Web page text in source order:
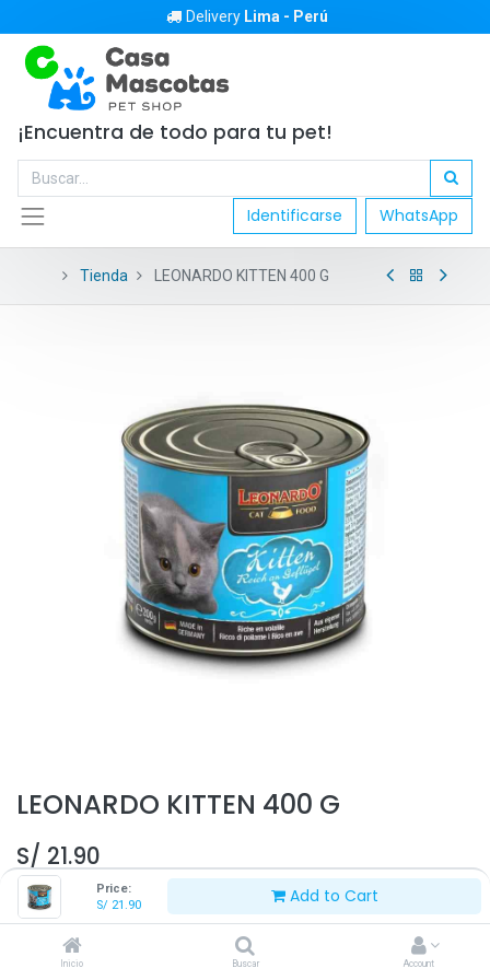
Price:
S/ 21.90 Add to Cart
Inicio Buscar Account
Delivery Lima - Perú
¡Encuentra de todo para tu pet!
Identificarse WhatsApp
Tienda LEONARDO KITTEN 400 G
LEONARDO KITTEN 400 G
S/ 21.90